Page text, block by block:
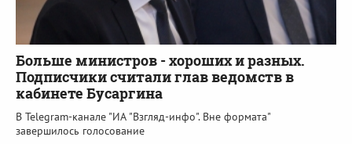
Больше министров - хороших и разных.
Подписчики считали глав ведомств в
кабинете Бусаргина
В Telegram-канале "ИА "Взгляд-инфо". Вне формата"
завершилось голосование